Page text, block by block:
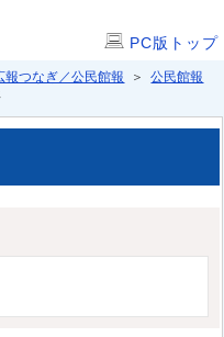
PC版トップ
報つなぎ／公民館報 ＞公民館報